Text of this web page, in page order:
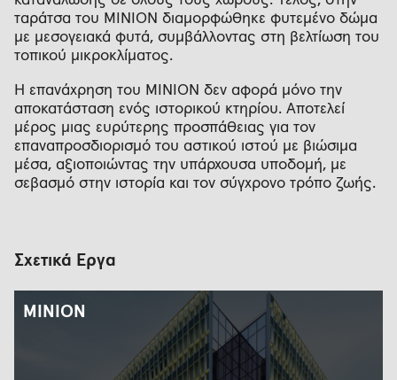
ταράτσα του ΜΙΝΙΟΝ διαμορφώθηκε φυτεμένο δώμα
με μεσογειακά φυτά, συμβάλλοντας στη βελτίωση του
τοπικού μικροκλίματος.
Η επανάχρηση του ΜΙΝΙΟΝ δεν αφορά μόνο την
αποκατάσταση ενός ιστορικού κτηρίου. Αποτελεί
μέρος μιας ευρύτερης προσπάθειας για τον
επαναπροσδιορισμό του αστικού ιστού με βιώσιμα
μέσα, αξιοποιώντας την υπάρχουσα υποδομή, με
σεβασμό στην ιστορία και τον σύγχρονο τρόπο ζωής.
Σχετικά Έργα
MINION